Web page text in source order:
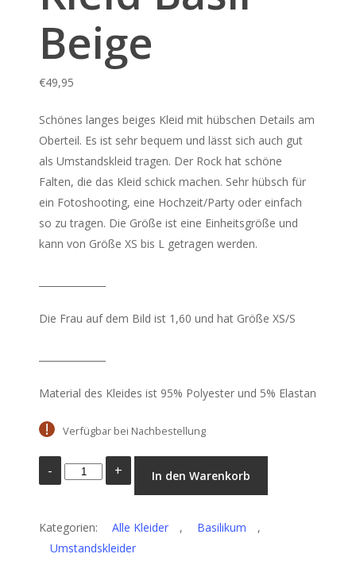
Beige
€49,95
Schönes langes beiges Kleid mit hübschen Details am
Oberteil. Es ist sehr bequem und lässt sich auch gut
als Umstandskleid tragen. Der Rock hat schöne
Falten, die das Kleid schick machen. Sehr hübsch für
ein Fotoshooting, eine Hochzeit/Party oder einfach
so zu tragen. Die Größe ist eine Einheitsgröße und
kann von Größe XS bis L getragen werden.
Die Frau auf dem Bild ist 1,60 und hat Größe XS/S
Material des Kleides ist 95% Polyester und 5% Elastan
Verfügbar bei Nachbestellung
Kleid
Menge
In den Warenkorb
Kategorien: Alle Kleider , Basilikum
,
Umstandskleider